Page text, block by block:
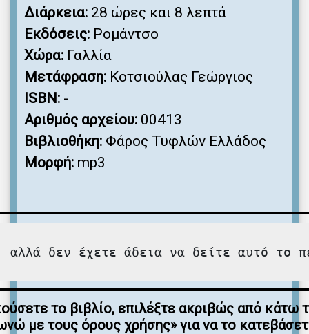
Διάρκεια: 28 ώρες και 8 λεπτά
Εκδόσεις: Ρομάντσο
Χώρα: Γαλλία
Μετάφραση: Κοτσιούλας Γεώργιος
ISBN: -
Αριθμός αρχείου: 00413
Βιβλιοθήκη: Φάρος Τυφλών Ελλάδος
Μορφή: mp3
αλλά δεν έχετε άδεια να δείτε αυτό το
το βιβλίο, επιλέξτε ακριβώς από κάτω
με τους όρους χρήσης» για να το